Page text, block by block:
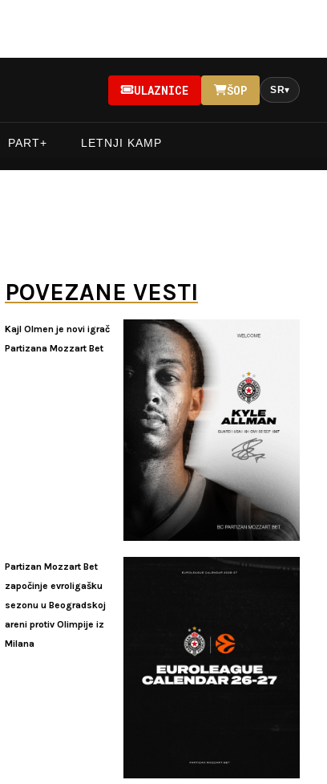
ULAZNICE ŠOP SR▾
PART+ LETNJI KAMP
POVEZANE VESTI
Kajl Olmen je novi igrač
Partizana Mozzart Bet
Partizan Mozzart Bet
započinje evroligašku
sezonu u Beogradskoj
areni protiv Olimpije iz
Milana